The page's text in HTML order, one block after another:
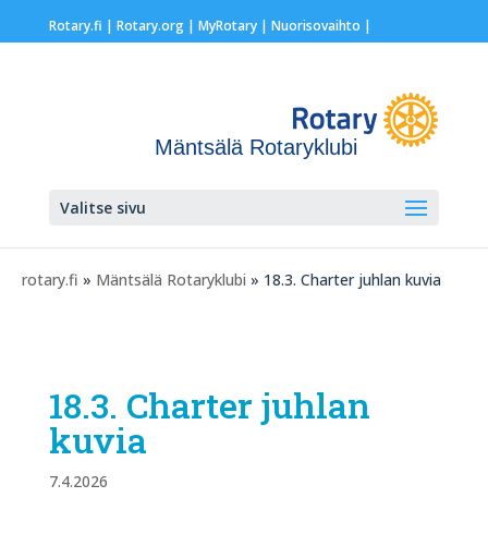
Rotary.fi | Rotary.org| MyRotary | Nuorisovaihto |
Mäntsälä Rotaryklubi
Valitse sivu
rotary.fi » Mäntsälä Rotaryklubi » 18.3. Charter juhlan kuvia
18.3. Charter juhlan
kuvia
7.4.2026